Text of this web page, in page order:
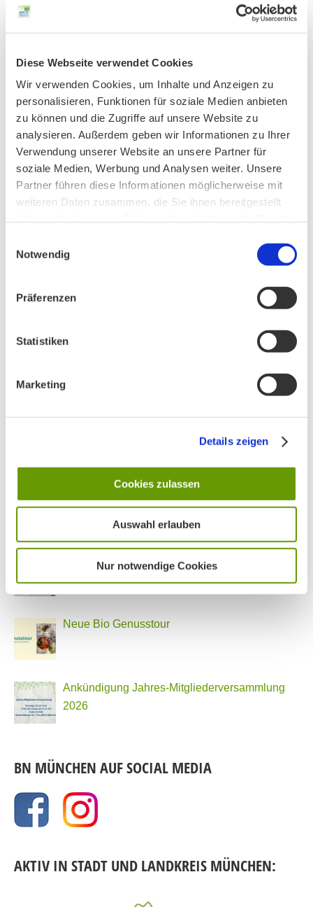
Diese Webseite verwendet Cookies
Wir verwenden Cookies, um Inhalte und Anzeigen zu
personalisieren, Funktionen für soziale Medien anbieten
zu können und die Zugriffe auf unsere Website zu
analysieren. Außerdem geben wir Informationen zu Ihrer
Verwendung unserer Website an unsere Partner für
soziale Medien, Werbung und Analysen weiter. Unsere
Partner führen diese Informationen möglicherweise mit
weiteren Daten zusammen, die Sie ihnen bereitgestellt
Notwendig
Präferenzen
Statistiken
Marketing
Details zeigen
Cookies zulassen
Auswahl erlauben
Nur notwendige Cookies
JETZT ANMELDEN
AKTUELLES
PHONSTUDIO Sendung Juli 2026
Neue Bio Genusstour
Ankündigung Jahres-Mitgliederversammlung
2026
BN MÜNCHEN AUF SOCIAL MEDIA
AKTIV IN STADT UND LANDKREIS MÜNCHEN: